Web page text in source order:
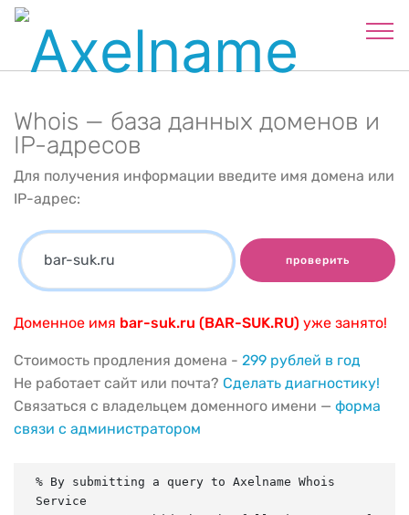
Whois — база данных доменов и
IP-адресов
Для получения информации введите имя домена или
IP-адрес:
проверить
Доменное имя bar-suk.ru (BAR-SUK.RU) уже занято!
Стоимость продления домена - 299 рублей в год
Не работает сайт или почта? Сделать диагностику!
Связаться с владельцем доменного имени — форма
связи с администратором
% By submitting a query to Axelname Whois
Service